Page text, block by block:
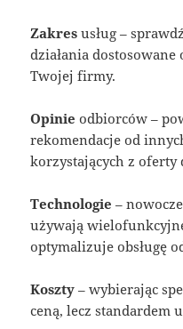
Zakres usług –
działania
Twojej firmy.
Opinie odbiorców –
rekomendacje od
korzystających z oferty
Technologie –
używają
optymalizuje obsługę
Koszty – wybierając
ceną, lecz standardem